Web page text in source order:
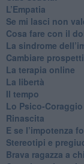
​L’Empatia
​Se mi lasci non
Cosa fare con il
​La sindrome
​Cambiare
La terapia online
La libertà
​Il tempo
​Lo Psico-Coraggio
Rinascita
​E se l’impotenza
Stereotipi e
​Brava ragazza a